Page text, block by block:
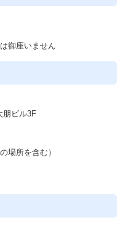
御座いません
朋ビル3F
場所を含む）